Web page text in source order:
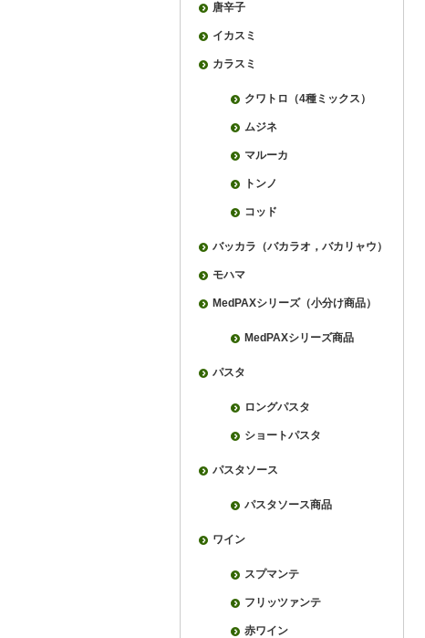
唐辛子
イカスミ
カラスミ
クワトロ（4種ミックス）
ムジネ
マルーカ
トンノ
コッド
バッカラ（バカラオ，バカリャウ）
モハマ
MedPAXシリーズ（小分け商品）
MedPAXシリーズ商品
パスタ
ロングパスタ
ショートパスタ
パスタソース
パスタソース商品
ワイン
スプマンテ
フリッツァンテ
赤ワイン